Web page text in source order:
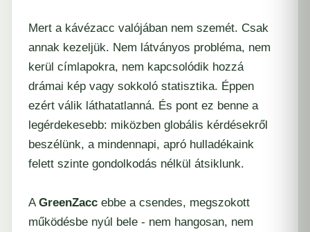
Mert a kávézacc valójában nem szemét. Csak
annak kezeljük. Nem látványos probléma, nem
kerül címlapokra, nem kapcsolódik hozzá
drámai kép vagy sokkoló statisztika. Éppen
ezért válik láthatatlanná. És pont ez benne a
legérdekesebb: miközben globális kérdésekről
beszélünk, a mindennapi, apró hulladékaink
felett szinte gondolkodás nélkül átsiklunk.
AGreenZacc ebbe a csendes, megszokott
működésbe nyúl bele - nem hangosan, nem